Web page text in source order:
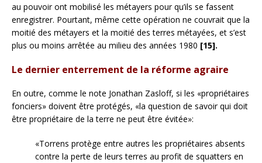
au pouvoir ont mobilisé les métayers pour qu’ils se fassent
enregistrer. Pourtant, même cette opération ne couvrait que la
moitié des métayers et la moitié des terres métayées, et s’est
plus ou moins arrêtée au milieu des années 1980 [15].
Le dernier enterrement de la réforme agraire
En outre, comme le note Jonathan Zasloff, si les «propriétaires
fonciers» doivent être protégés, «la question de savoir qui doit
être propriétaire de la terre ne peut être évitée»:
«Torrens protège entre autres les propriétaires absents
contre la perte de leurs terres au profit de squatters en